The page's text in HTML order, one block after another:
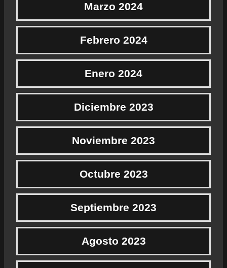
Marzo 2024
Febrero 2024
Enero 2024
Diciembre 2023
Noviembre 2023
Octubre 2023
Septiembre 2023
Agosto 2023